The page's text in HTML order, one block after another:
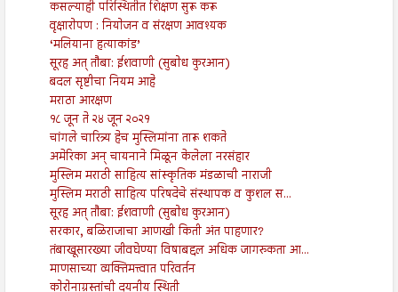
कसल्याही परिस्थितीत शिक्षण सुरू करू
वृक्षारोपण : नियोजन व संरक्षण आवश्यक
‘मलियाना हत्याकांड’
सूरह अत् तौबा: ईशवाणी (सुबोध कुरआन)
बदल सृष्टीचा नियम आहे
मराठा आरक्षण
१८ जून ते २४ जून २०२१
चांगले चारित्र्य हेच मुस्लिमांना तारू शकते
अमेरिका अन् चायनाने मिळून केलेला नरसंहार
मुस्लिम मराठी साहित्य सांस्कृतिक मंडळाची नाराजी
मुस्लिम मराठी साहित्य परिषदेचे संस्थापक व कुशल स...
सूरह अत् तौबा: ईशवाणी (सुबोध कुरआन)
सरकार, बळिराजाचा आणखी किती अंत पाहणार?
तंबाखूसारख्या जीवघेण्या विषाबद्दल अधिक जागरुकता आ...
माणसाच्या व्यक्तिमत्त्वात परिवर्तन